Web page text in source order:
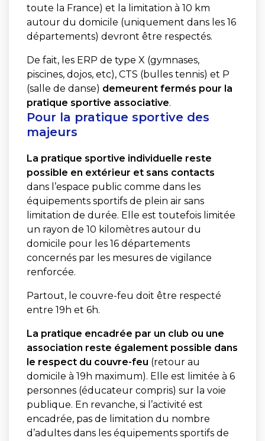
toute la France) et la limitation à 10 km
autour du domicile (uniquement dans les 16
départements) devront être respectés.
De fait, les ERP de type X (gymnases,
piscines, dojos, etc), CTS (bulles tennis) et P
(salle de danse) demeurent fermés pour la
pratique sportive associative.
Pour la pratique sportive des
majeurs
La pratique sportive individuelle reste
possible en extérieur et sans contacts
dans l’espace public comme dans les
équipements sportifs de plein air sans
limitation de durée. Elle est toutefois limitée
un rayon de 10 kilomètres autour du
domicile pour les 16 départements
concernés par les mesures de vigilance
renforcée.
Partout, le couvre-feu doit être respecté
entre 19h et 6h.
La pratique encadrée par un club ou une
association reste également possible dans
le respect du couvre-feu (retour au
domicile à 19h maximum). Elle est limitée à 6
personnes (éducateur compris) sur la voie
publique. En revanche, si l’activité est
encadrée, pas de limitation du nombre
d’adultes dans les équipements sportifs de